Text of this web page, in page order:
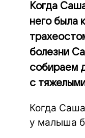
Когда
него была
болезни
собираем
с
Когда
у малыша